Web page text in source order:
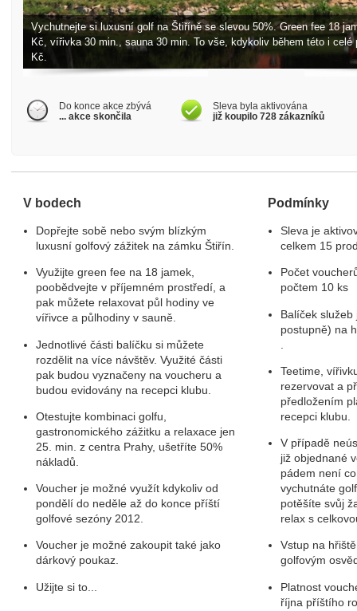
Vychutnejte si luxusní golf na Štiříně se slevou 50%. Green fee 18
Kč, vířivka 30 min., sauna 30 min. To vše, kdykoliv během této i
Kč.
Do konce akce zbývá
... akce skončila
Sleva byla aktivována
již koupilo 728 zákazníků
V bodech
Dopřejte sobě nebo svým blízkým
luxusní golfový zážitek na zámku Štiřín.
Využijte green fee na 18 jamek,
poobědvejte v příjemném prostředí, a
pak můžete relaxovat půl hodiny ve
vířivce a půlhodiny v sauně.
Jednotlivé části balíčku si můžete
rozdělit na více návštěv. Využité části
pak budou vyznačeny na voucheru a
budou evidovány na recepci klubu.
Otestujte kombinaci golfu,
gastronomického zážitku a relaxace jen
25. min. z centra Prahy, ušetříte 50%
nákladů.
Voucher je možné využít kdykoliv od
pondělí do neděle až do konce příští
golfové sezóny 2012.
Voucher je možné zakoupit také jako
dárkový poukaz.
Užijte si to...
Podmínky
Sleva je
celkem 15
Počet
počtem 10 ks
Balíček
postupně) na
Teetime,
rezervovat a
předložením
recepci klubu.
V případě
již objednané
pádem není
vychutnáte
potěšíte svůj
relax s
Vstup na
golfovým
Platnost
října příštího